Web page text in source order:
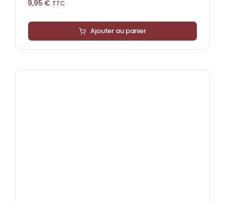
9,95 € TTC
Ajouter au panier